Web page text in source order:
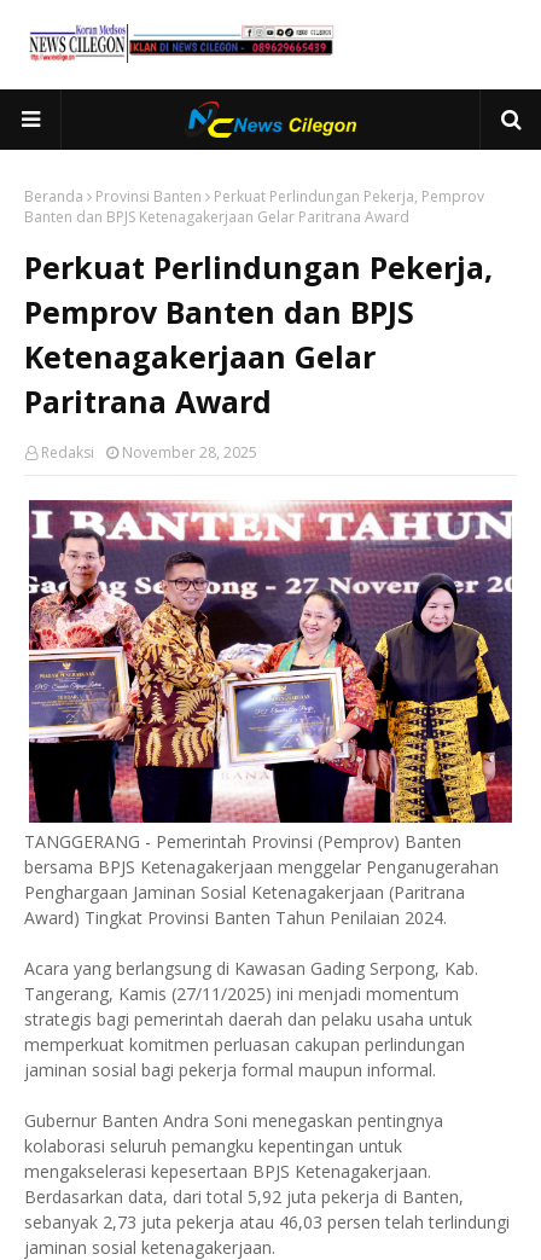
Beranda Provinsi Banten
Perkuat Perlindungan Pekerja, Pemprov
Banten dan BPJS Ketenagakerjaan Gelar Paritrana Award
Perkuat Perlindungan Pekerja,
Pemprov Banten dan BPJS
Ketenagakerjaan Gelar
Paritrana Award
Redaksi November 28, 2025
TANGGERANG - Pemerintah Provinsi (Pemprov) Banten
bersama BPJS Ketenagakerjaan menggelar Penganugerahan
Penghargaan Jaminan Sosial Ketenagakerjaan (Paritrana
Award) Tingkat Provinsi Banten Tahun Penilaian 2024.
Acara yang berlangsung di Kawasan Gading Serpong, Kab.
Tangerang, Kamis (27/11/2025) ini menjadi momentum
strategis bagi pemerintah daerah dan pelaku usaha untuk
memperkuat komitmen perluasan cakupan perlindungan
jaminan sosial bagi pekerja formal maupun informal.
​Gubernur Banten Andra Soni menegaskan pentingnya
kolaborasi seluruh pemangku kepentingan untuk
mengakselerasi kepesertaan BPJS Ketenagakerjaan.
Berdasarkan data, dari total 5,92 juta pekerja di Banten,
sebanyak 2,73 juta pekerja atau 46,03 persen telah terlindungi
jaminan sosial ketenagakerjaan.